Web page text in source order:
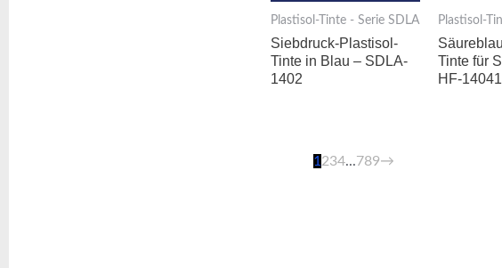
Plastisol-Tinte - Serie SDLA
Siebdruck-Plastisol-
Tinte in Blau – SDLA-
1402
Plastisol-
Tinte für
HF-14041
1 234...789→